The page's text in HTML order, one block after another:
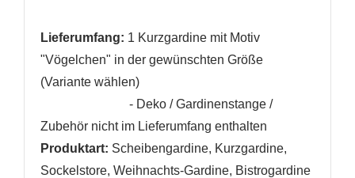
Lieferumfang: 1 Kurzgardine mit Motiv
"Vögelchen" in der gewünschten Größe
(Variante wählen)
- Deko / Gardinenstange /
Zubehör nicht im Lieferumfang enthalten
Produktart: Scheibengardine, Kurzgardine,
Sockelstore, Weihnachts-Gardine, Bistrogardine